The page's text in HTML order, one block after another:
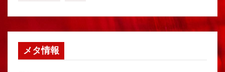
メタ情報